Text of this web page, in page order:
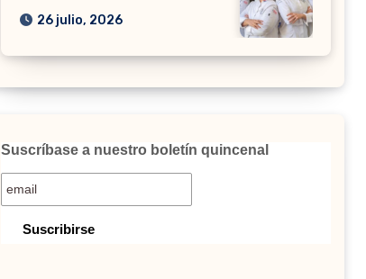
26 julio, 2026
Suscríbase a nuestro boletín quincenal